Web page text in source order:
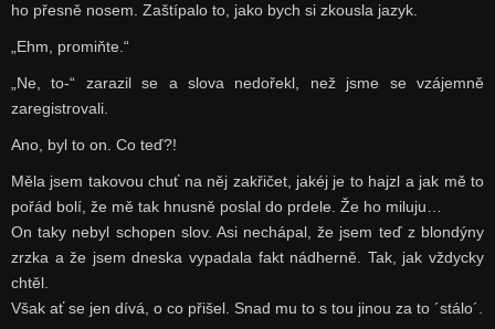
ho přesně nosem. Zaštípalo to, jako bych si zkousla jazyk.
„Ehm, promiňte.“
„Ne, to-“ zarazil se a slova nedořekl, než jsme se vzájemně
zaregistrovali.
Ano, byl to on. Co teď?!
Měla jsem takovou chuť na něj zakřičet, jakéj je to hajzl a jak mě to
pořád bolí, že mě tak hnusně poslal do prdele. Že ho miluju…
On taky nebyl schopen slov. Asi nechápal, že jsem teď z blondýny
zrzka a že jsem dneska vypadala fakt nádherně. Tak, jak vždycky
chtěl.
Však ať se jen dívá, o co přišel. Snad mu to s tou jinou za to ´stálo´.